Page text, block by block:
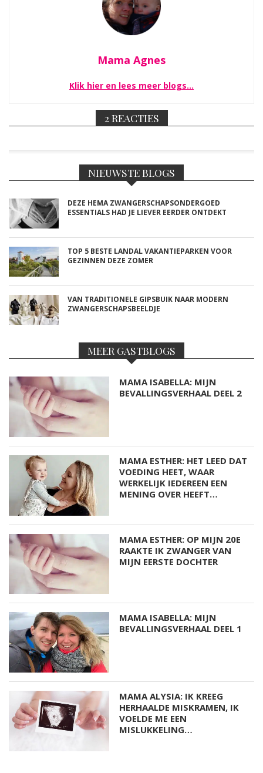
Mama Agnes
Klik hier en lees meer blogs…
2 REACTIES
NIEUWSTE BLOGS
DEZE HEMA ZWANGERSCHAPSONDERGOED
ESSENTIALS HAD JE LIEVER EERDER ONTDEKT
TOP 5 BESTE LANDAL VAKANTIEPARKEN VOOR
GEZINNEN DEZE ZOMER
VAN TRADITIONELE GIPSBUIK NAAR MODERN
ZWANGERSCHAPSBEELDJE
MEER GASTBLOGS
MAMA ISABELLA: MIJN
BEVALLINGSVERHAAL DEEL 2
MAMA ESTHER: HET LEED DAT
VOEDING HEET, WAAR
WERKELIJK IEDEREEN EEN
MENING OVER HEEFT…
MAMA ESTHER: OP MIJN 20E
RAAKTE IK ZWANGER VAN
MIJN EERSTE DOCHTER
MAMA ISABELLA: MIJN
BEVALLINGSVERHAAL DEEL 1
MAMA ALYSIA: IK KREEG
HERHAALDE MISKRAMEN, IK
VOELDE ME EEN
MISLUKKELING…